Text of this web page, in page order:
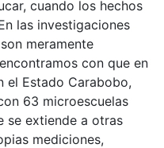
cuando los hechos
las investigaciones
meramente
con que en
el Estado Carabobo,
63 microescuelas
se extiende a otras
mediciones,